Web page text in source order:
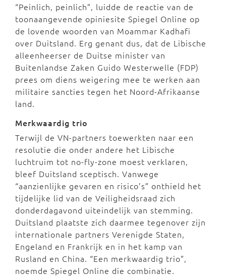
“Peinlich, peinlich”, luidde de reactie van de
toonaangevende opiniesite Spiegel Online op
de lovende woorden van Moammar Kadhafi
over Duitsland. Erg genant dus, dat de Libische
alleenheerser de Duitse minister van
Buitenlandse Zaken Guido Westerwelle (FDP)
prees om diens weigering mee te werken aan
militaire sancties tegen het Noord-Afrikaanse
land.
Merkwaardig trio
Terwijl de VN-partners toewerkten naar een
resolutie die onder andere het Libische
luchtruim tot no-fly-zone moest verklaren,
bleef Duitsland sceptisch. Vanwege
“aanzienlijke gevaren en risico’s” onthield het
tijdelijke lid van de Veiligheidsraad zich
donderdagavond uiteindelijk van stemming.
Duitsland plaatste zich daarmee tegenover zijn
internationale partners Verenigde Staten,
Engeland en Frankrijk en in het kamp van
Rusland en China. “Een merkwaardig trio”,
noemde Spiegel Online die combinatie.